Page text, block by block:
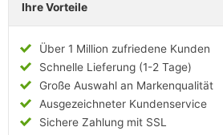
Ihre Vorteile
Über 1 Million zufriedene Kunden
Schnelle Lieferung (1-2 Tage)
Große Auswahl an Markenqualität
Ausgezeichneter Kundenservice
Sichere Zahlung mit SSL